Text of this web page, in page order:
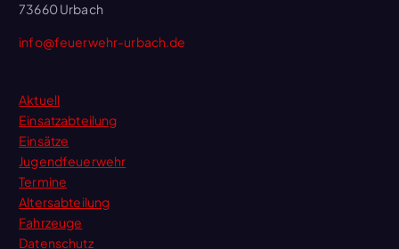
73660 Urbach
info@feuerwehr-urbach.de
Aktuell
Einsatzabteilung
Einsätze
Jugendfeuerwehr
Termine
Altersabteilung
Fahrzeuge
Datenschutz